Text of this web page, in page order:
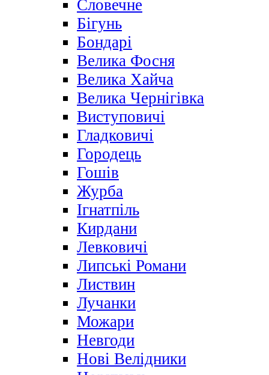
Словечне
Бігунь
Бондарі
Велика Фосня
Велика Хайча
Велика Чернігівка
Виступовичі
Гладковичі
Городець
Гошів
Журба
Ігнатпіль
Кирдани
Левковичі
Липські Романи
Листвин
Лучанки
Можари
Невгоди
Нові Велідники